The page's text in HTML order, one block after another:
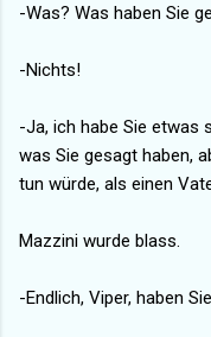
-Was? Was haben Sie
-Nichts!
-Ja, ich habe Sie etwas
was Sie gesagt haben,
tun würde, als einen
Mazzini wurde blass.
-Endlich, Viper, haben